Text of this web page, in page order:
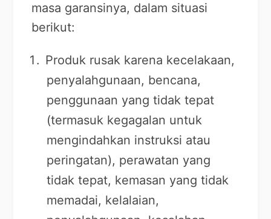
masa garansinya, dalam situasi
berikut:
Produk rusak karena kecelakaan,
penyalahgunaan, bencana,
penggunaan yang tidak tepat
(termasuk kegagalan untuk
mengindahkan instruksi atau
peringatan), perawatan yang
tidak tepat, kemasan yang tidak
memadai, kelalaian,